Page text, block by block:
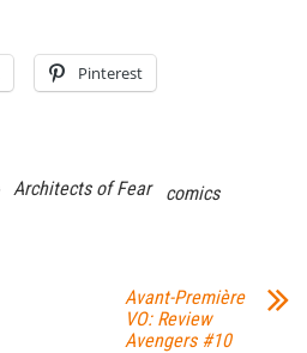
Pinterest
Architects of Fear
comics
Avant-Première
VO: Review
Avengers #10